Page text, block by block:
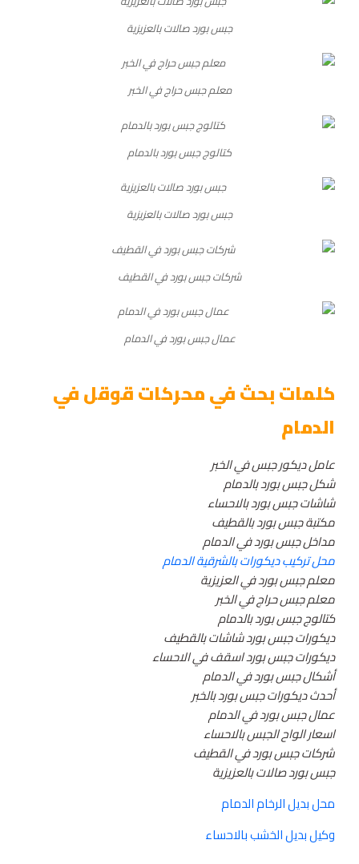
جبس بورد صالات بالعزيزية
معلم جبس حراج في الخبر
كتالوج جبس بورد بالدمام
جبس بورد صالات بالعزيزية
شركات جبس بورد في القطيف
عمال جبس بورد في الدمام
كلمات بحث في محركات قوقل في
الدمام
عامل ديكور جبس في الخبر
شكل جبس بورد بالدمام
شاشات جبس بورد بالاحساء
مكتبة جبس بورد بالقطيف
مداخل جبس بورد في الدمام
محل تركيب ديكورات بالشرقية الدمام
معلم جبس بورد في العزيزية
معلم جبس حراج في الخبر
كتالوج جبس بورد بالدمام
ديكورات جبس بورد شاشات بالقطيف
ديكورات جبس بورد اسقف في الاحساء
أشكال جبس بورد في الدمام
أحدث ديكورات جبس بورد بالخبر
عمال جبس بورد في الدمام
اسعار الواح الجبس بالاحساء
شركات جبس بورد في القطيف
جبس بورد صالات بالعزيزية
محل بديل الرخام الدمام
وكيل بديل الخشب بالاحساء